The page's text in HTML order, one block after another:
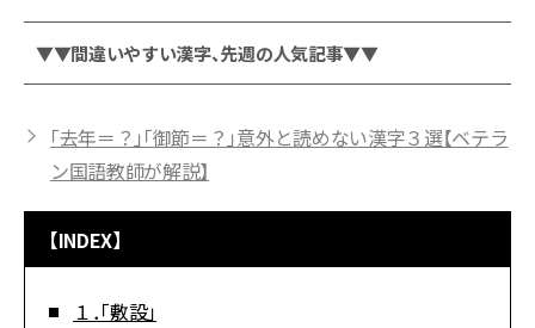
▼▼間違いやすい漢字、先週の人気記事▼▼
「去年＝？」「御節＝？」意外と読めない漢字３選【ベテラ
ン国語教師が解説】
【INDEX】
１．「敷設」